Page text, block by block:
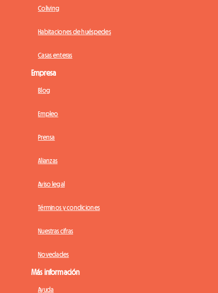
Coliving
Habitaciones de huéspedes
Casas enteras
Empresa
Blog
Empleo
Prensa
Alianzas
Aviso legal
Términos y condiciones
Nuestras cifras
Novedades
Más información
Ayuda